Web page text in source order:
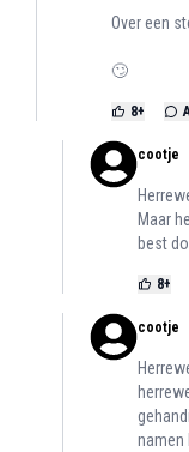
Over een
🙄
8+
cootje
Maar
best
8+
cootje
namen